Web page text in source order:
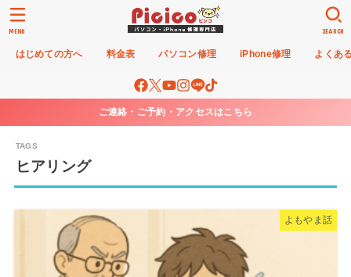
はじめての方へ 料金表 パソコン修理 iPhone修理 よくあ
SEARCH
MENU
ご連絡・ご予約・アクセスはこちら
ヒアリング
よもやま話